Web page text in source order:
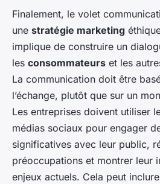
Finalement, le volet
une stratégie marketing
implique de construire un
les consommateurs et les
La communication doit être
l’échange, plutôt que sur un
Les entreprises doivent utiliser
médias sociaux pour engager
significatives avec leur public,
préoccupations et montrer leur
enjeux actuels. Cela peut